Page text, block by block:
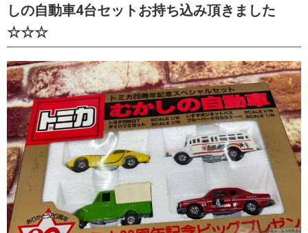
しの自動車4台セットお持ち込み頂きました
☆☆☆